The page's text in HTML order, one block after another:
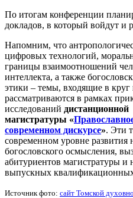
По итогам конференции
докладов, в который войдут и
Напомним, что а
цифровых технологий,
границы взаимоотношений
интеллекта, а также
этики – темы, входящие в круг
рассматриваются в рамках
исследований дистанционной
магистратуры «
современном дискурсе». Эти
современном уровне
богословского осмысления,
абитуриентов магистратуры и
выпускных квалификационных
Источник фото: сайт Томской